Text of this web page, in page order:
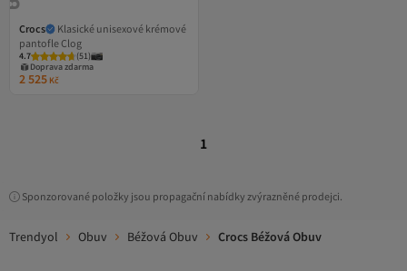
Crocs
Klasické unisexové krémové
pantofle Clog
4.7 (51)
Doprava zdarma
2 525 Kč
1
Sponzorované položky jsou propagační nabídky zvýrazněné prodejci.
Trendyol Obuv Béžová Obuv Crocs Béžová Obuv